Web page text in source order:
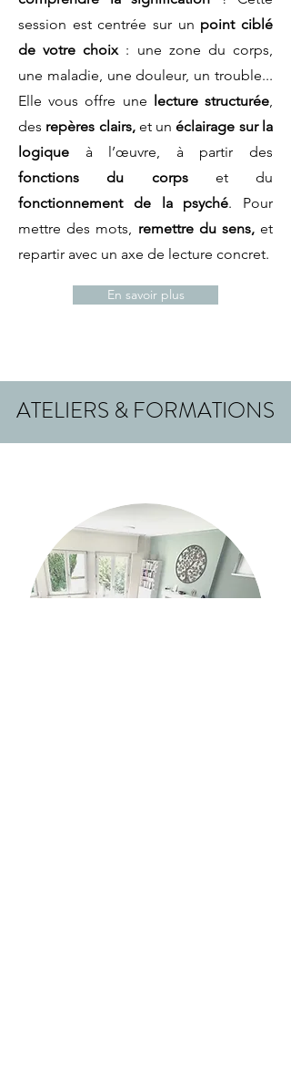
session est centrée sur un point ciblé
de votre choix : une zone du corps,
une maladie, une douleur, un trouble...
Elle vous offre une lecture structurée,
des repères clairs,et unéclairage sur la
logique à l’œuvre, à partir des
fonctions du corpset du
fonctionnement de la psyché. Pour
mettre des mots, remettre du sens,et
repartir avec un axe de lecture concret.
En savoir plus
ATELIERS & FORMATIONS